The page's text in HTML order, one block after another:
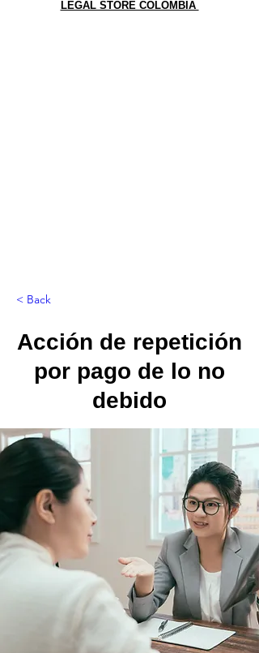
LEGAL STORE COLOMBIA
< Back
Acción de repetición
por pago de lo no
debido